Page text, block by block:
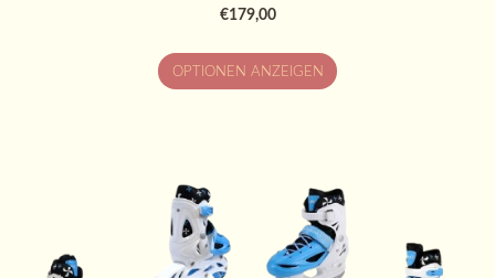
€179,00
OPTIONEN ANZEIGEN